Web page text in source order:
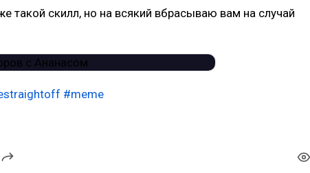
такой скилл, но на всякий вбрасываю вам на случай
#meme